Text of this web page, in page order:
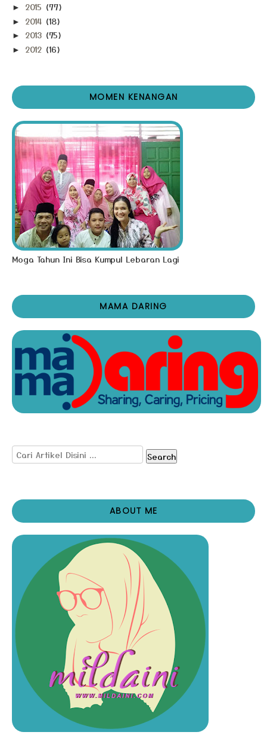
► 2015 (77)
► 2014 (18)
► 2013 (75)
► 2012 (16)
MOMEN KENANGAN
Moga Tahun Ini Bisa Kumpul Lebaran Lagi
MAMA DARING
Search
ABOUT ME